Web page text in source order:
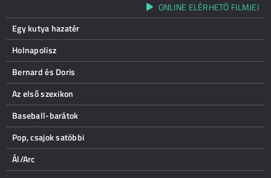
ONLINE ELÉRHETŐ FILMJEI
Egy kutya hazatér
Holnapolisz
Bernard és Doris
Az első szexikon
Baseball-barátok
Pop, csajok satöbbi
Ál/Arc